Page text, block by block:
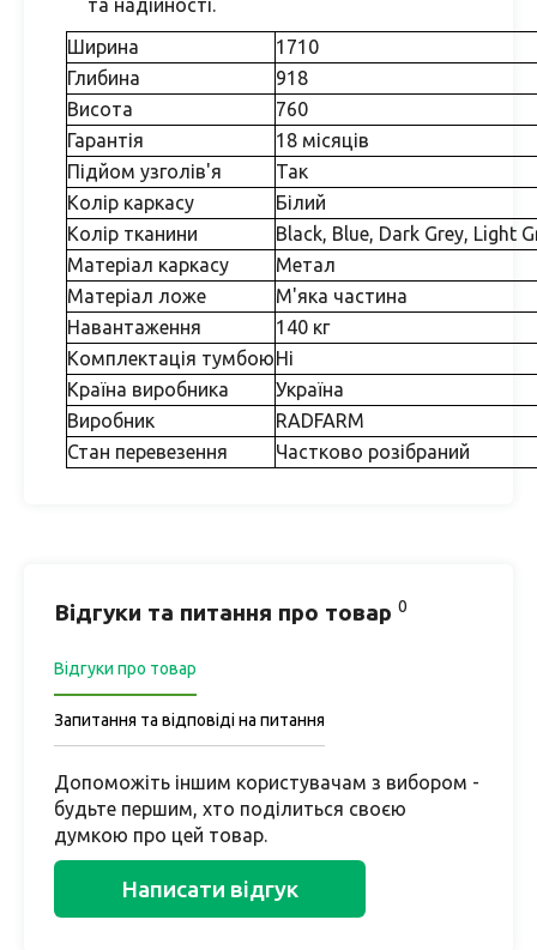
та надійності.
Ширина
1710
Глибина
918
Висота
760
Гарантія
18 місяців
Підйом узголів'я
Так
Колір каркасу
Білий
Колір тканини
Black, Blue, Dark Grey, Light
Матеріал каркасу
Метал
Матеріал ложе
М'яка частина
Навантаження
140 кг
Комплектація тумбоюНі
Країна виробника
Україна
Виробник
RADFARM
Стан перевезення
Частково розібраний
Відгуки та питання про товар 0
Відгуки про товар
Запитання та відповіді на питання
Допоможіть іншим користувачам з вибором -
будьте першим, хто поділиться своєю
думкою про цей товар.
Написати відгук